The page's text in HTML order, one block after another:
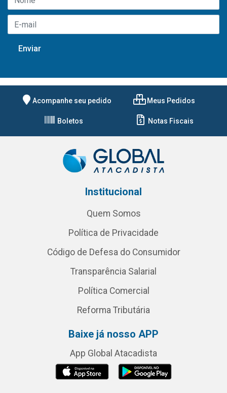
Acompanhe seu pedido Meus Pedidos
Boletos Notas Fiscais
Institucional
Quem Somos
Política de Privacidade
Código de Defesa do Consumidor
Transparência Salarial
Política Comercial
Reforma Tributária
Baixe já nosso APP
App Global Atacadista